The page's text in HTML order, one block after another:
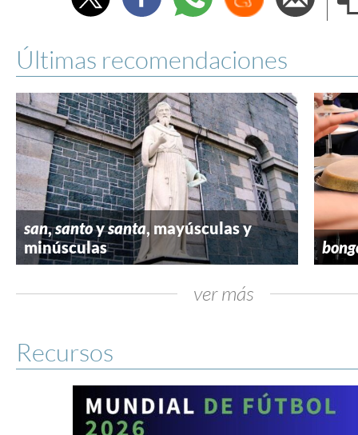
Últimas recomendaciones
san,santoysanta, mayúsculas y
minúsculas
ver más
Recursos